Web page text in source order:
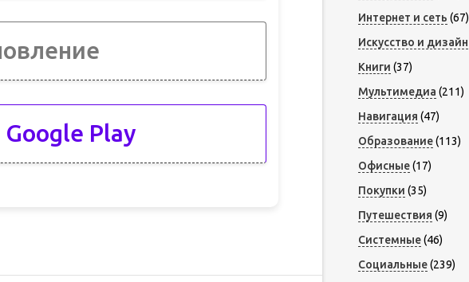
Play
Интернет и сеть (67)
Искусство и дизайн
Книги (37)
Мультимедиа (211)
Навигация (47)
Образование(113)
Офисные(17)
Покупки (35)
Путешествия (9)
Системные(46)
Социальные(239)